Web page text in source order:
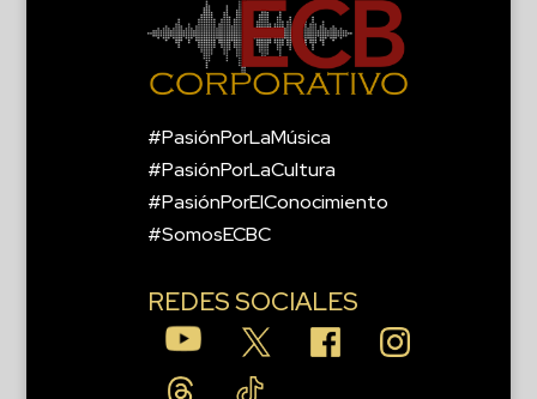
#PasiónPorLaMúsica
#PasiónPorLaCultura
#PasiónPorElConocimiento
#SomosECBC
REDES SOCIALES